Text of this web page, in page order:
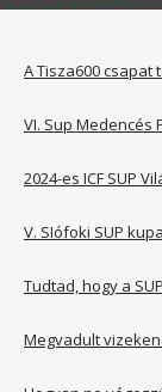
A Tisza600
VI. Sup Medencés
2024-es ICF SUP
V. SIófoki SUP
Tudtad, hogy a
Megvadult